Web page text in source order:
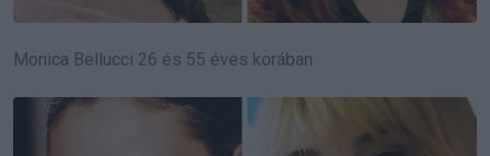
Monica Bellucci 26 és 55 éves korában